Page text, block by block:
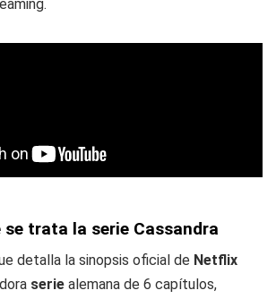
se trata la serie Cassandra
detalla la sinopsis oficial de Netflix
serie alemana de 6 capítulos,